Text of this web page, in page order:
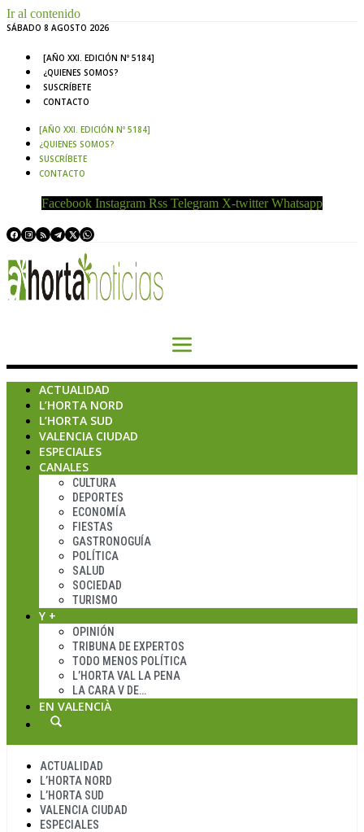
Ir al contenido
SÁBADO 8 AGOSTO 2026
[AÑO XXI. EDICIÓN Nº 5184]
¿QUIENES SOMOS?
SUSCRÍBETE
CONTACTO
[AÑO XXI. EDICIÓN Nº 5184]
¿QUIENES SOMOS?
SUSCRÍBETE
CONTACTO
Facebook Instagram Rss Telegram X-twitter Whatsapp
ACTUALIDAD
L’HORTA NORD
L’HORTA SUD
VALENCIA CIUDAD
ESPECIALES
CANALES
CULTURA
DEPORTES
ECONOMÍA
FIESTAS
GASTRONOGUÍA
POLÍTICA
SALUD
SOCIEDAD
TURISMO
Y +
OPINIÓN
TRIBUNA DE EXPERTOS
TODO MENOS POLÍTICA
L’HORTA VAL LA PENA
LA CARA V DE…
EN VALENCIÀ
ACTUALIDAD
L’HORTA NORD
L’HORTA SUD
VALENCIA CIUDAD
ESPECIALES